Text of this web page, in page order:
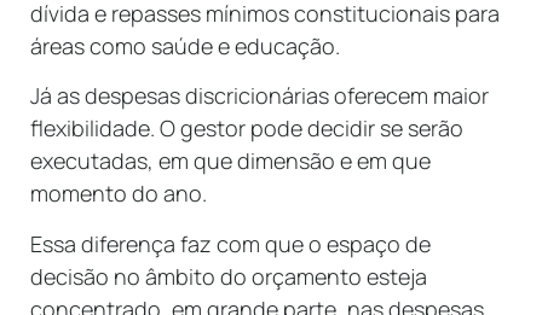
dívida e repasses mínimos constitucionais para
áreas como saúde e educação.
Já as despesas discricionárias oferecem maior
flexibilidade. O gestor pode decidir se serão
executadas, em que dimensão e em que
momento do ano.
Essa diferença faz com que o espaço de
decisão no âmbito do orçamento esteja
concentrado, em grande parte, nas despesas